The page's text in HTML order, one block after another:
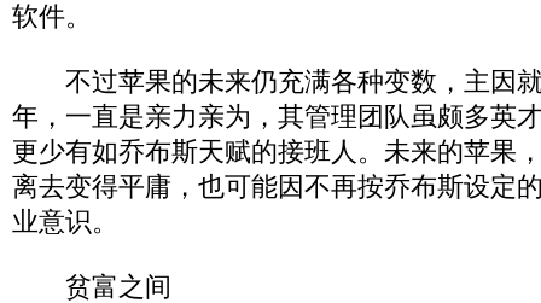
软件。
不过苹果的未来仍充满各种变数，主因
年，一直是亲力亲为，其管理团队虽颇多英
更少有如乔布斯天赋的接班人。未来的苹果
离去变得平庸，也可能因不再按乔布斯设定
业意识。
贫富之间